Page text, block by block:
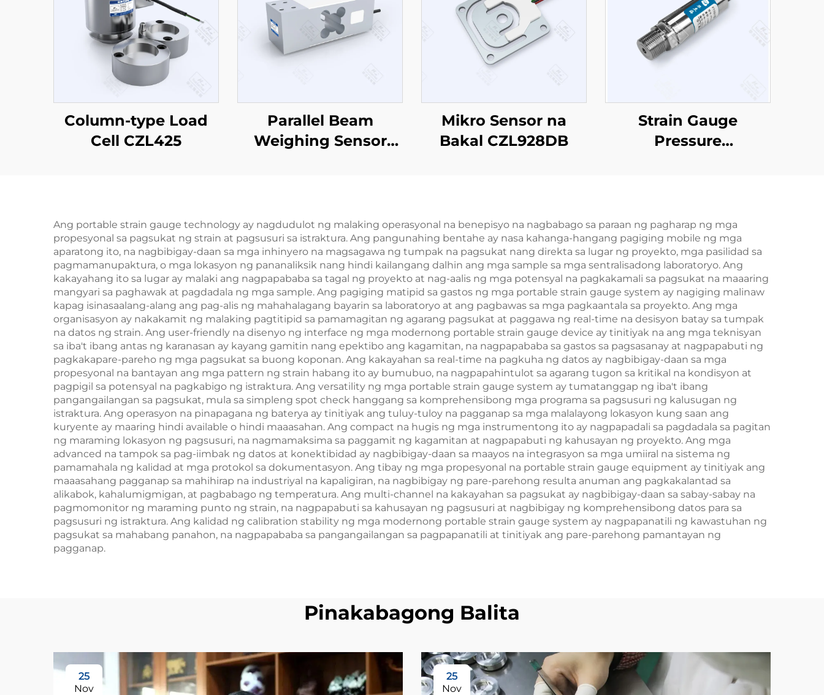
Column-type Load
Cell CZL425
Parallel Beam
Weighing Sensor
Mikro Sensor na
Bakal CZL928DB
Strain Gauge
Pressure
Ang portable strain gauge technology ay nagdudulot ng malaking operasyonal na benepisyo na nagbabago sa paraan ng pagharap ng mga
propesyonal sa pagsukat ng strain at pagsusuri sa istraktura. Ang pangunahing bentahe ay nasa kahanga-hangang pagiging mobile ng mga
aparatong ito, na nagbibigay-daan sa mga inhinyero na magsagawa ng tumpak na pagsukat nang direkta sa lugar ng proyekto, mga pasilidad sa
pagmamanupaktura, o mga lokasyon ng pananaliksik nang hindi kailangang dalhin ang mga sample sa mga sentralisadong laboratoryo. Ang
kakayahang ito sa lugar ay malaki ang nagpapababa sa tagal ng proyekto at nag-aalis ng mga potensyal na pagkakamali sa pagsukat na maaaring
mangyari sa paghawak at pagdadala ng mga sample. Ang pagiging matipid sa gastos ng mga portable strain gauge system ay nagiging malinaw
kapag isinasaalang-alang ang pag-alis ng mahahalagang bayarin sa laboratoryo at ang pagbawas sa mga pagkaantala sa proyekto. Ang mga
organisasyon ay nakakamit ng malaking pagtitipid sa pamamagitan ng agarang pagsukat at paggawa ng real-time na desisyon batay sa tumpak
na datos ng strain. Ang user-friendly na disenyo ng interface ng mga modernong portable strain gauge device ay tinitiyak na ang mga teknisyan
sa iba't ibang antas ng karanasan ay kayang gamitin nang epektibo ang kagamitan, na nagpapababa sa gastos sa pagsasanay at nagpapabuti ng
pagkakapare-pareho ng mga pagsukat sa buong koponan. Ang kakayahan sa real-time na pagkuha ng datos ay nagbibigay-daan sa mga
propesyonal na bantayan ang mga pattern ng strain habang ito ay bumubuo, na nagpapahintulot sa agarang tugon sa kritikal na kondisyon at
pagpigil sa potensyal na pagkabigo ng istraktura. Ang versatility ng mga portable strain gauge system ay tumatanggap ng iba't ibang
pangangailangan sa pagsukat, mula sa simpleng spot check hanggang sa komprehensibong mga programa sa pagsusuri ng kalusugan ng
istraktura. Ang operasyon na pinapagana ng baterya ay tinitiyak ang tuluy-tuloy na pagganap sa mga malalayong lokasyon kung saan ang
kuryente ay maaring hindi available o hindi maaasahan. Ang compact na hugis ng mga instrumentong ito ay nagpapadali sa pagdadala sa pagitan
ng maraming lokasyon ng pagsusuri, na nagmamaksima sa paggamit ng kagamitan at nagpapabuti ng kahusayan ng proyekto. Ang mga
advanced na tampok sa pag-iimbak ng datos at konektibidad ay nagbibigay-daan sa maayos na integrasyon sa mga umiiral na sistema ng
pamamahala ng kalidad at mga protokol sa dokumentasyon. Ang tibay ng mga propesyonal na portable strain gauge equipment ay tinitiyak ang
maaasahang pagganap sa mahihirap na industriyal na kapaligiran, na nagbibigay ng pare-parehong resulta anuman ang pagkakalantad sa
alikabok, kahalumigmigan, at pagbabago ng temperatura. Ang multi-channel na kakayahan sa pagsukat ay nagbibigay-daan sa sabay-sabay na
pagmomonitor ng maraming punto ng strain, na nagpapabuti sa kahusayan ng pagsusuri at nagbibigay ng komprehensibong datos para sa
pagsusuri ng istraktura. Ang kalidad ng calibration stability ng mga modernong portable strain gauge system ay nagpapanatili ng kawastuhan ng
pagsukat sa mahabang panahon, na nagpapababa sa pangangailangan sa pagpapanatili at tinitiyak ang pare-parehong pamantayan ng
pagganap.
Pinakabagong Balita
25
Nov
25
Nov